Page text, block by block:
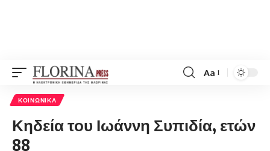
Font
Aa
ΚΟΙΝΩΝΙΚΆ
Κηδεία του Ιωάννη Συπιδία, ετών
88